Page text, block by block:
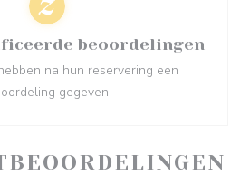
beoordelingen
na hun reservering een
gegeven